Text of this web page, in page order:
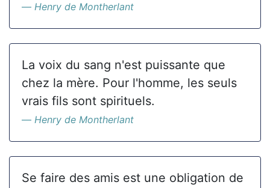
Henry de Montherlant
La voix du sang n'est puissante que
chez la mère. Pour l'homme, les seuls
vrais fils sont spirituels.
Henry de Montherlant
Se faire des amis est une obligation de